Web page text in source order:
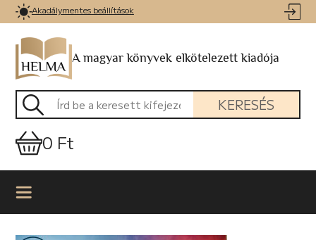
Akadálymentes beállítások
A magyar könyvek elkötelezett kiadója
KERESÉS
0 Ft